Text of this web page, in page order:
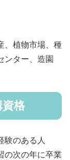
、植物市場、種
ンター、造園
格
のある人
の次の年に卒業